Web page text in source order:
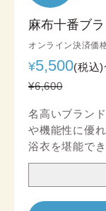
麻布十番ブ
オンライン決済価
¥5,500(税込
¥6,600
名高いブラン
や機能性に優
浴衣を堪能で
識したい場で